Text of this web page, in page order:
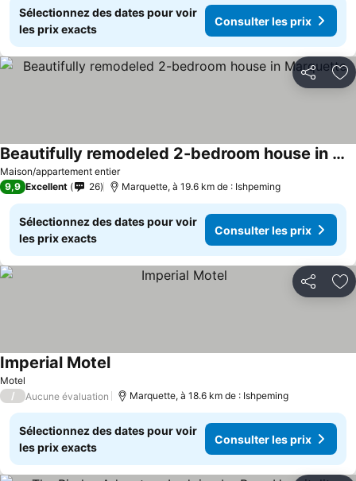
Sélectionnez des dates pour voir
les prix exacts
Consulter les prix
Partager
Maison/appartement entier
Beautifully remodeled 2-bedroom house in Marquette
9,9 Excellent 26 Marquette, à 19.6 km de : Ishpeming
Sélectionnez des dates pour voir
les prix exacts
Consulter les prix
Partager
Motel
Imperial Motel
/ Aucune évaluation Marquette, à 18.6 km de : Ishpeming
Sélectionnez des dates pour voir
les prix exacts
Consulter les prix